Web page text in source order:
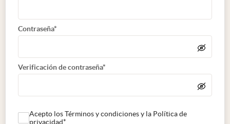
Contraseña*
Verificación de contraseña*
Acepto los Términos y condiciones y la Política de
privacidad*